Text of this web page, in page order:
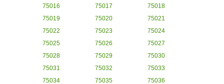
75016
75017
75018
75019
75020
75021
75022
75023
75024
75025
75026
75027
75028
75029
75030
75031
75032
75033
75034
75035
75036